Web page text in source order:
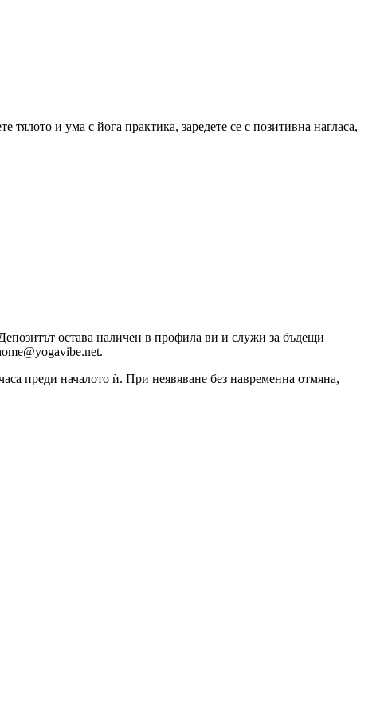
и ума с йога практика, заредете се с позитивна нагласа,
остава наличен в профила ви и служи за бъдещи
преди началото ѝ. При неявяване без навременна отмяна,